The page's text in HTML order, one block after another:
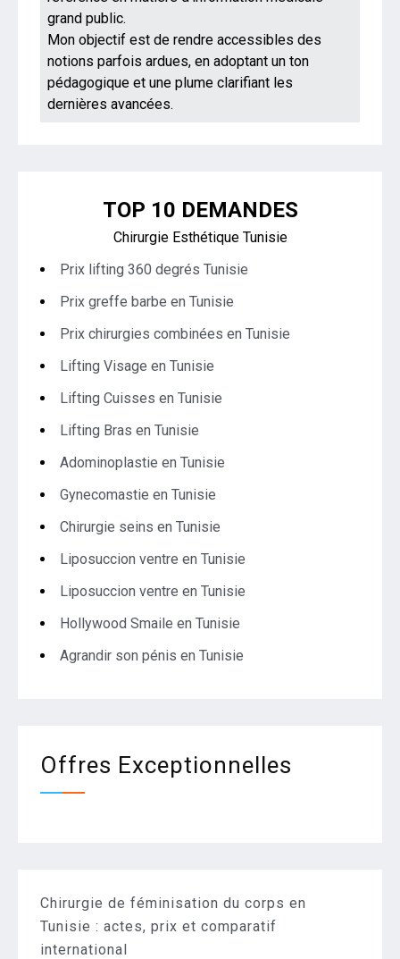
grand public.
Mon objectif est de rendre accessibles des
notions parfois ardues, en adoptant un ton
pédagogique et une plume clarifiant les
dernières avancées.
TOP 10 DEMANDES
Chirurgie Esthétique Tunisie
Prix lifting 360 degrés Tunisie
Prix greffe barbe en Tunisie
Prix chirurgies combinées en Tunisie
Lifting Visage en Tunisie
Lifting Cuisses en Tunisie
Lifting Bras en Tunisie
Adominoplastie en Tunisie
Gynecomastie en Tunisie
Chirurgie seins en Tunisie
Liposuccion ventre en Tunisie
Liposuccion ventre en Tunisie
Hollywood Smaile en Tunisie
Agrandir son pénis en Tunisie
Offres Exceptionnelles
Chirurgie de féminisation du corps en
Tunisie : actes, prix et comparatif
international